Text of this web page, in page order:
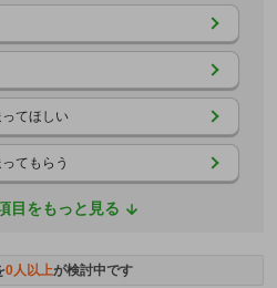
てほしい
てもらう
目をもっと見る
0人以上が検討中です